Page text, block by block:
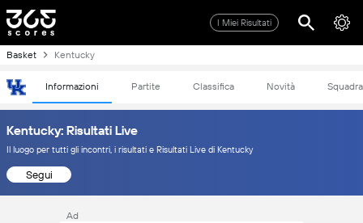
I Miei Risultati
Basket Kentucky
Informazioni Partite Classifica Novità Squadra
Kentucky: Risultati Live
Il luogo per tutti gli incontri, i risultati e Risultati Live di Kentucky
Segui
Ad